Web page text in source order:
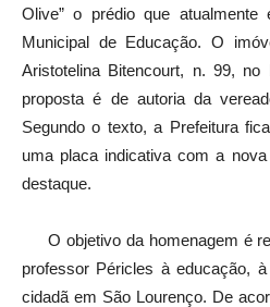
Olive” o prédio que atualmente
Municipal de Educação. O
Aristotelina Bitencourt, n. 99,
proposta é de autoria da
Segundo o texto, a Prefeitura
uma placa indicativa com a
destaque.
O objetivo da homenagem é
professor Péricles à educação,
cidadã em São Lourenço. De